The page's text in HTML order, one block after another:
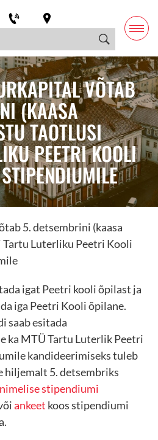
VÕTAB
(KAASA
TAOTLUSI
PEETRI KOOLI
5. detsembrini (kaasa
Luterliku Peetri Kooli
igat Peetri kooli õpilast ja
iga Peetri Kooli õpilane.
saab esitada
ka MTÜ Tartu Luterlik Peetri
kandideerimiseks tuleb
5. detsembriks
nimelise stipendiumi
ankeet koos stipendiumi